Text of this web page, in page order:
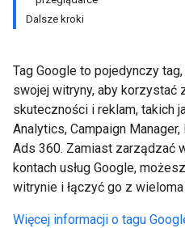
Dalsze kroki
Tag Google to pojedynczy
swojej witryny, aby korzystać
skuteczności i reklam, takich
Analytics, Campaign
Ads 360. Zamiast zarządzać
kontach usług Google,
witrynie i łączyć go z
Więcej informacji o tagu